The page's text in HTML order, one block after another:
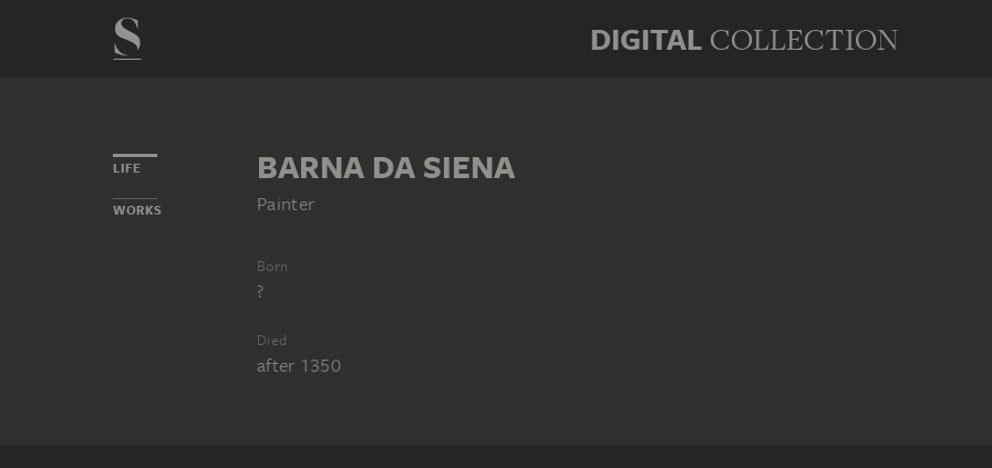
DIGITAL COLLECTION
LIFE
WORKS
BARNA DA SIENA
Painter
Born
?
Died
after 1350